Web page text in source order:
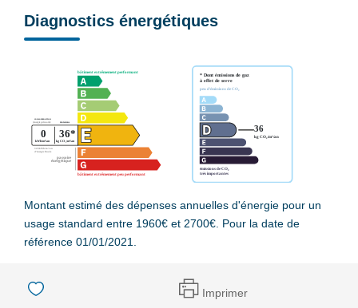
Diagnostics énergétiques
Montant estimé des dépenses annuelles d'énergie pour un
usage standard entre 1960€ et 2700€. Pour la date de
référence 01/01/2021.
Imprimer